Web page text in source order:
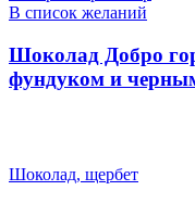
В список желаний
Шоколад Добро
фундуком и
Шоколад, щербет